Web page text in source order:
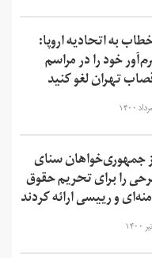
به اتحادیه اروپا:
خود را در مراسم
تهران لغو کنید
جمهوری‌خواهان سنای
را برای تحریم حقوق
و رییسی ارائه کردند